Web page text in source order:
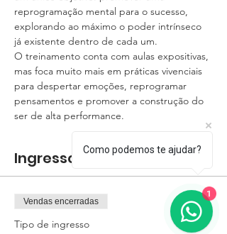
reprogramação mental para o sucesso,
explorando ao máximo o poder intrínseco
O treinamento conta com aulas expositivas,
mas foca muito mais em práticas vivenciais
para despertar emoções, reprogramar
pensamentos e promover a construção do
ser de alta performance.
Ingressos
Vendas encerradas
Tipo de ingresso
Como podemos te ajudar?
1